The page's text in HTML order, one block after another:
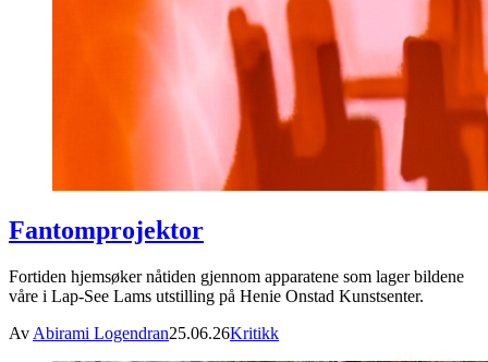
Fantomprojektor
Fortiden hjemsøker nåtiden gjennom apparatene som lager bildene
våre i Lap-See Lams utstilling på Henie Onstad Kunstsenter.
Av Abirami Logendran25.06.26Kritikk